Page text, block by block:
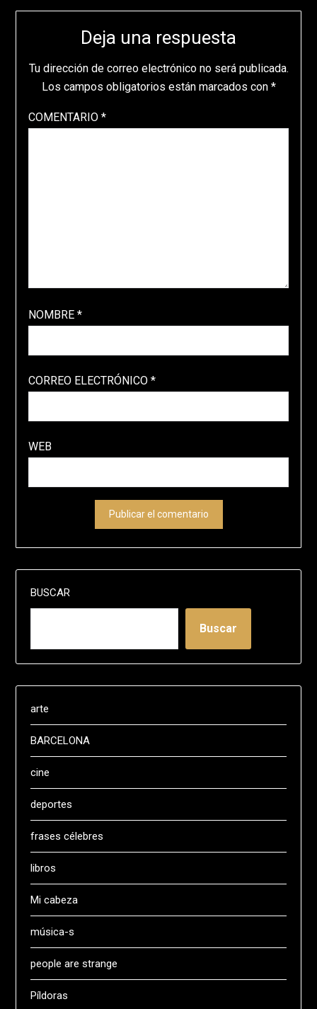
Deja una respuesta
Tu dirección de correo electrónico no será publicada.
Los campos obligatorios están marcados con *
COMENTARIO *
NOMBRE *
CORREO ELECTRÓNICO *
WEB
BUSCAR
Buscar
arte
BARCELONA
cine
deportes
frases célebres
libros
Mi cabeza
música-s
people are strange
Píldoras